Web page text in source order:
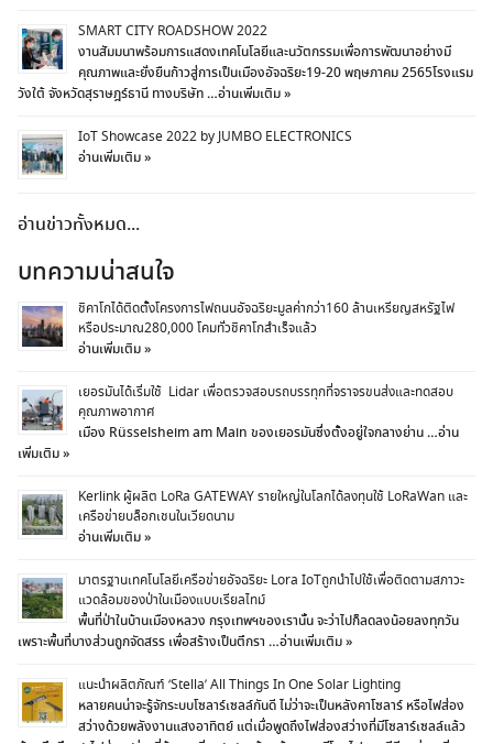
SMART CITY ROADSHOW 2022
งานสัมมนาพร้อมการแสดงเทคโนโลยีและนวัตกรรมเพื่อการพัฒนาอย่างมี
คุณภาพและยั่งยืนก้าวสู่การเป็นเมืองอัจฉริยะ19-20 พฤษภาคม 2565โรงแรม
วังใต้ จังหวัดสุราษฎร์ธานี ทางบริษัท …อ่านเพิ่มเติม »
IoT Showcase 2022 by JUMBO ELECTRONICS
อ่านเพิ่มเติม »
อ่านข่าวทั้งหมด...
บทความน่าสนใจ
ชิคาโกได้ติดตั้งโครงการไฟถนนอัจฉริยะมูลค่ากว่า160 ล้านเหรียญสหรัฐไฟ
หรือประมาณ280,000 โคมทั่วชิคาโกสำเร็จแล้ว
อ่านเพิ่มเติม »
เยอรมันได้เริ่มใช้ Lidar เพื่อตรวจสอบรถบรรทุกที่จราจรขนส่งและทดสอบ
คุณภาพอากาศ
เมือง Rüsselsheim am Main ของเยอรมันซึ่งตั้งอยู่ใจกลางย่าน …อ่าน
เพิ่มเติม »
Kerlink ผู้ผลิต LoRa GATEWAY รายใหญ่ในโลกได้ลงทุนใช้ LoRaWan และ
เครือข่ายบล็อกเชนในเวียดนาม
อ่านเพิ่มเติม »
มาตรฐานเทคโนโลยีเครือข่ายอัจฉริยะ Lora IoTถูกนำไปใช้เพื่อติดตามสภาวะ
แวดล้อมของป่าในเมืองแบบเรียลไทม์
พื้นที่ป่าในบ้านเมืองหลวง กรุงเทพฯของเรานั้น จะว่าไปก็ลดลงน้อยลงทุกวัน
เพราะพื้นที่บางส่วนถูกจัดสรร เพื่อสร้างเป็นตึกรา …อ่านเพิ่มเติม »
แนะนำผลิตภัณฑ์ ‘Stella’ All Things In One Solar Lighting
หลายคนน่าจะรู้จักระบบโซลาร์เซลล์กันดี ไม่ว่าจะเป็นหลังคาโซลาร์ หรือไฟส่อง
สว่างด้วยพลังงานแสงอาทิตย์ แต่เมื่อพูดถึงไฟส่องสว่างที่มีโซลาร์เซลล์แล้ว